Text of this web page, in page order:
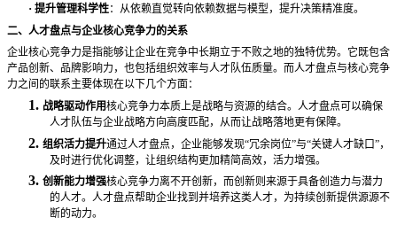
· 提升管理科学性：从依赖直觉转向依赖数据与模型，提升决策精准度。
二、人才盘点与企业核心竞争力的关系
企业核心竞争力是指能够让企业在竞争中长期立于不败之地的独特优势。它既包含
产品创新、品牌影响力，也包括组织效率与人才队伍质量。而人才盘点与核心竞争
力之间的联系主要体现在以下几个方面：
1. 战略驱动作用核心竞争力本质上是战略与资源的结合。人才盘点可以确保
人才队伍与企业战略方向高度匹配，从而让战略落地更有保障。
2. 组织活力提升通过人才盘点，企业能够发现“冗余岗位”与“关键人才缺口”，
及时进行优化调整，让组织结构更加精简高效，活力增强。
3. 创新能力增强核心竞争力离不开创新，而创新则来源于具备创造力与潜力
的人才。人才盘点帮助企业找到并培养这类人才，为持续创新提供源源不
断的动力。